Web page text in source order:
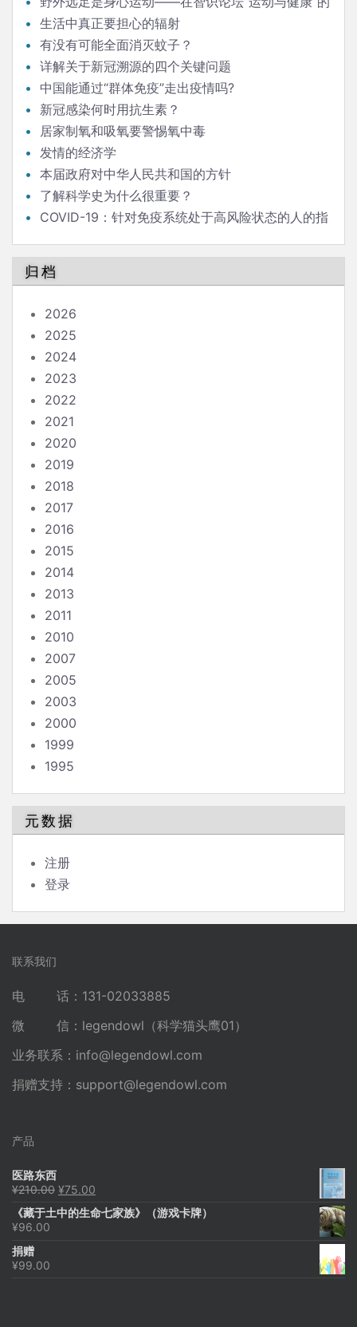
发言生活中真正要担心的辐射
有没有可能全面消灭蚊子？
详解关于新冠溯源的四个关键问题
中国能通过“群体免疫”走出疫情吗?
新冠感染何时用抗生素？
居家制氧和吸氧要警惕氧中毒
发情的经济学
本届政府对中华人民共和国的方针
了解科学史为什么很重要？
COVID-19：针对免疫系统处于高风险状态的人的指
归档
2026
2025
2024
2023
2022
2021
2020
2019
2018
2017
2016
2015
2014
2013
2011
2010
2007
2005
2003
2000
1999
1995
元数据
注册
登录
联系我们
电 话：131-02033885
微 信：legendowl（科学猫头鹰01）
业务联系： info@legendowl.com
捐赠支持： support@legendowl.com
产品
医路东西
¥210.00 原
为：
¥75.00
价
《藏于土中的生命七家族》（游戏卡牌）
¥96.00
捐赠
¥99.00